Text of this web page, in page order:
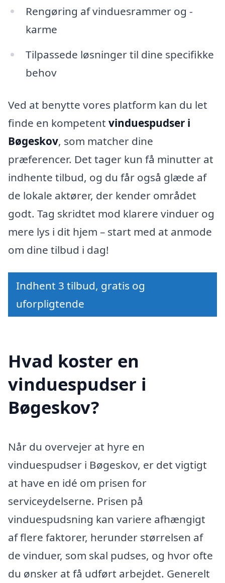
Rengøring af vinduesrammer og -
karme
Tilpassede løsninger til dine specifikke
behov
Ved at benytte vores platform kan du let
finde en kompetent vinduespudser i
Bøgeskov, som matcher dine
præferencer. Det tager kun få minutter at
indhente tilbud, og du får også glæde af
de lokale aktører, der kender området
godt. Tag skridtet mod klarere vinduer og
mere lys i dit hjem – start med at anmode
om dine tilbud i dag!
Indhent 3 tilbud, gratis og
uforpligtende
Hvad koster en
vinduespudser i
Bøgeskov?
Når du overvejer at hyre en
vinduespudser i Bøgeskov, er det vigtigt
at have en idé om prisen for
serviceydelserne. Prisen på
vinduespudsning kan variere afhængigt
af flere faktorer, herunder størrelsen af
de vinduer, som skal pudses, og hvor ofte
du ønsker at få udført arbejdet. Generelt